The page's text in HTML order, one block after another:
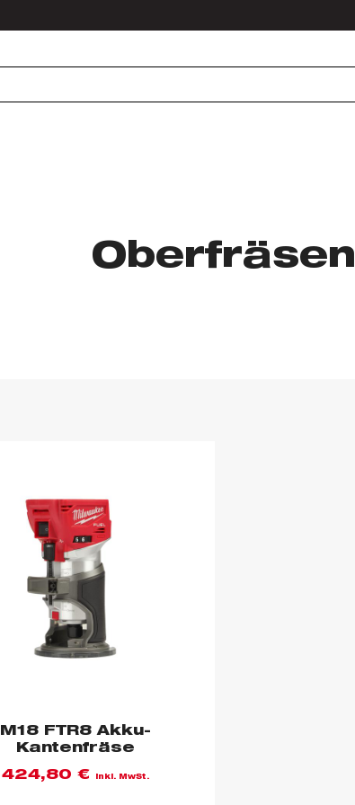
Oberfräsen
M18 FTR8 Akku-
Kantenfräse
424,80 € inkl. MwSt.